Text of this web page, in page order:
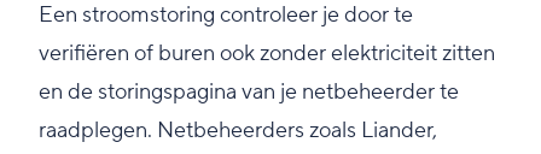
Een stroomstoring controleer je door te
verifiëren of buren ook zonder elektriciteit zitten
en de storingspagina van je netbeheerder te
raadplegen. Netbeheerders zoals Liander,